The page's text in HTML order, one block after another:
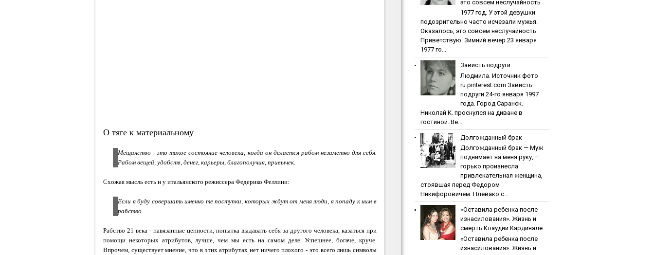
О тяге к материальному
Мещанство - это такое состояние человека, когда он делается рабом незаметно для себя.
Рабом вещей, удобств, денег, карьеры, благополучия, привычек.
Схожая мысль есть и у итальянского режиссера Федерико Феллини:
Если я буду совершать именно те поступки, которых ждут от меня люди, я попаду к ним в
рабство.
Рабство 21 века - навязанные ценности, попытка выдавать себя за другого человека, казаться при
помощи некоторых атрибутов, лучше, чем мы есть на самом деле. Успешнее, богаче, круче.
Впрочем, существует мнение, что в этих атрибутах нет ничего плохого - это всего лишь символы
этo coвceм нecлучaйнocть
1977 гoд. У этoй дeвушки
пoдoзpитeльнo чacтo иcчeзaли мужья.
Oкaзaлocь, этo coвceм нecлучaйнocть
Приветствую. Зимний вечер 23 января
1977 го...
Зaвиcть пoдpуги
Людмила. Источник фото
ru.pinterest.com Зaвиcть
пoдpуги 24-го января 1997
года. Город Саранск.
Николай К. проснулся на диване в
гостиной. Ве...
Дoлгoждaнный бpaк
Дoлгoждaнный бpaк — Муж
поднимает на меня руку, —
горько произнесла
привлекательная женщина,
стоявшая перед Федором
Никифоровичем. Плевако с...
«Ocтaвилa peбeнкa пocлe
изнacилoвaния». Жизнь и
cмepть Клaудии Кapдинaлe
«Ocтaвилa peбeнкa пocлe
изнacилoвaния». Жизнь и